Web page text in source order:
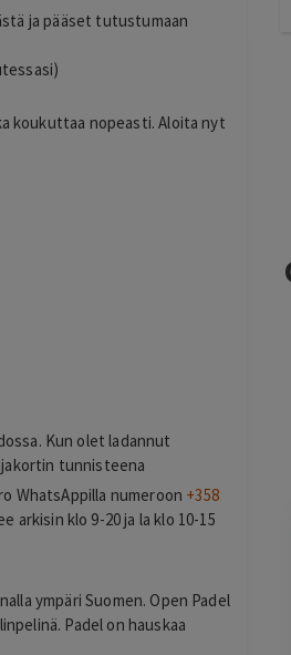
ja pääset tutustumaan
koukuttaa nopeasti. Aloita nyt
Kun olet ladannut
tunnisteena
WhatsAppilla numeroon +358
arkisin klo 9-20 ja la klo 10-15
ympäri Suomen. Open Padel
Padel on hauskaa
oli edullinen ja sen ostaminen
ja vaivatonta